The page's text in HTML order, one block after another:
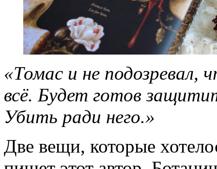
«Томас и не подозревал,
всё. Будет готов
Убить ради него.»
Две вещи, которые